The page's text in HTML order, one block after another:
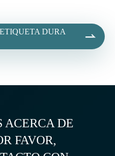
DURA

ACERCA DE
FAVOR,